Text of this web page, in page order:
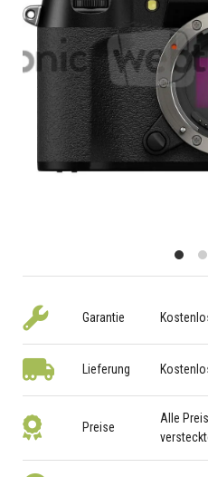
Garantie
Lieferung
Preise
Alle